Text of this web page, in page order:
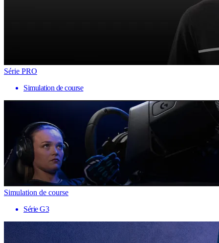
Série PRO
Simulation de course
Simulation de course
Série G3